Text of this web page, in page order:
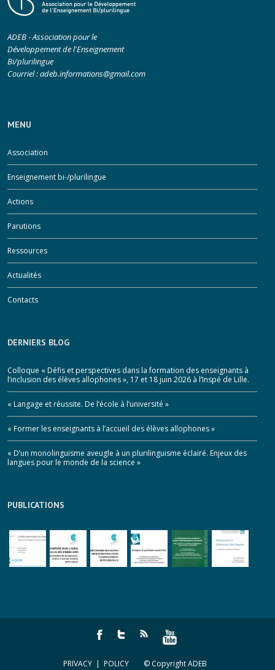
ADEB - Association pour le
Développement de l'Enseignement
Bi/plurilingue
Courriel :adeb.informations@gmail.com
MENU
Association
Enseignement bi-/plurilingue
Actions
Parutions
Ressources
Actualités
Contacts
DERNIERS BLOG
Colloque « Défis et perspectives dans la formation des enseignants à
l’inclusion des élèves allophones », 17 et 18 juin 2026 à l’Inspé de Lille.
« Langage et réussite. De l’école à l’université »
« Former les enseignants à l’accueil des élèves allophones »
« D’un monolinguisme aveugle à un plurilinguisme éclairé. Enjeux des
langues pour le monde de la science »
PUBLICATIONS
PRIVACY| POLICY© Copyright ADEB